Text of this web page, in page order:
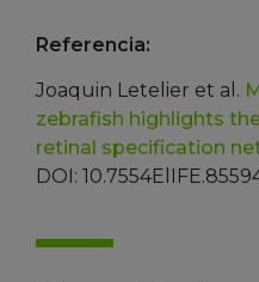
Referencia:
Joaquin Letelier et al.
zebrafish highlights
retinal specification
DOI: